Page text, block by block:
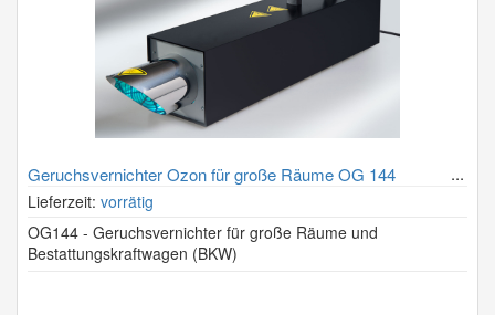
Geruchsvernichter Ozon für große Räume OG 144
Lieferzeit: vorrätig
OG144 - Geruchsvernichter für große Räume und
Bestattungskraftwagen (BKW)